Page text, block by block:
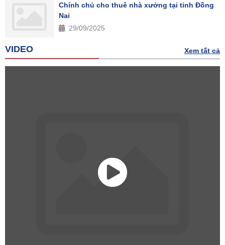
Chính chủ cho thuê nhà xưởng tại tỉnh Đồng
Nai
29/09/2025
VIDEO Xem tất cả